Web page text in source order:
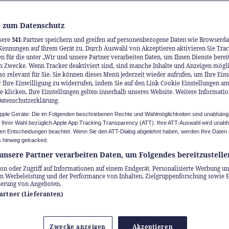
in nur fünf Minuten lösen.
Sie Ihr
der Männer sind von Potenzproblemen
wünschen sich jedoch besseren Sex. Ein
damit auch in der Investoren-Sendung
Datenschutz
341-Partner speichern und greifen auf personenbezogene Daten wie
auf Ihrem Gerät zu. Durch Auswahl von Akzeptieren aktivieren Sie
für die unter „Wir und unsere Partner verarbeiten Daten, um Ihnen Dienste
Zwecke. Wenn Tracker deaktiviert sind, sind manche Inhalte und Anzeigen
relevant für Sie. Sie können dieses Menü jederzeit wieder aufrufen, um Ihre
Ihre Einwilligung zu widerrufen, indem Sie auf den Link Cookie Einstellungen
klicken. Ihre Einstellungen gelten innerhalb unseres Website. Weitere
Geräte: Die im Folgenden beschriebenen Rechte und Wahlmöglichkeiten sind
Wahl bezüglich Apple App Tracking Transparency (ATT). Ihre ATT-Auswahl wird
Entscheidungen beachtet. Wenn Sie den ATT-Dialog abgelehnt haben, werden Ihre Daten
hinweg getracked.
Partner verarbeiten Daten, um Folgendes
oder Zugriff auf Informationen auf einem Endgerät. Personalisierte Werbung
Werbeleistung und der Performance von Inhalten, Zielgruppenforschung sowie
von Angeboten.
(Lieferanten)
Zwecke anzeigen Akzeptieren